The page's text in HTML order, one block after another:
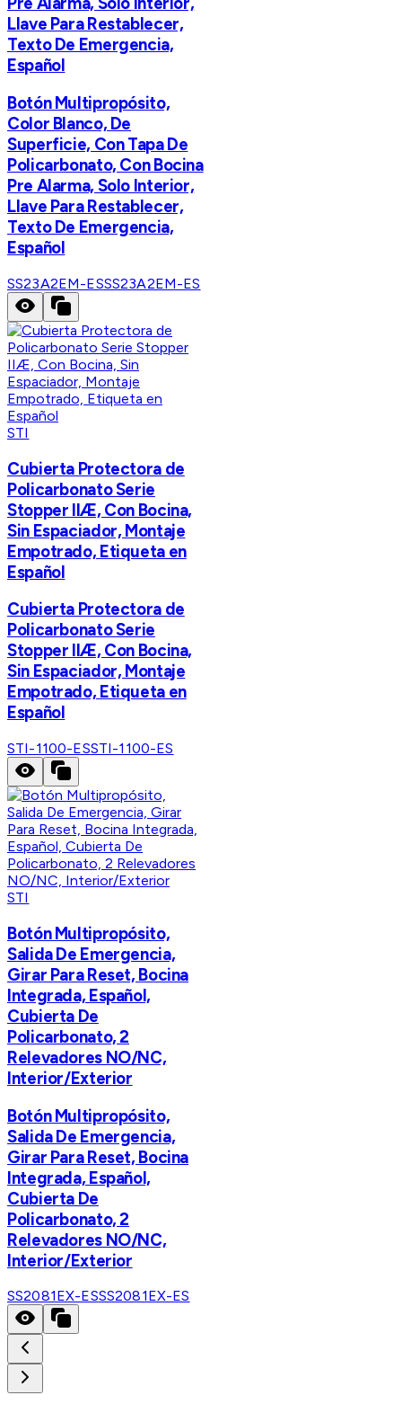
Llave Para Restablecer,
Texto De Emergencia,
Español
​Botón Multipropósito,
Color Blanco, De
Superficie, Con Tapa De
Policarbonato, Con Bocina
Pre Alarma, Solo Interior,
Llave Para Restablecer,
Texto De Emergencia,
Español
SS23A2EM-ESSS23A2EM-ES
STI
Cubierta Protectora de
Policarbonato Serie
Stopper IIÆ, Con Bocina,
Sin Espaciador, Montaje
Empotrado, Etiqueta en
Español
Cubierta Protectora de
Policarbonato Serie
Stopper IIÆ, Con Bocina,
Sin Espaciador, Montaje
Empotrado, Etiqueta en
Español
STI-1100-ESSTI-1100-ES
STI
Botón Multipropósito,
Salida De Emergencia,
Girar Para Reset, Bocina
Integrada, Español,
Cubierta De
Policarbonato, 2
Relevadores NO/NC,
Interior/Exterior
Botón Multipropósito,
Salida De Emergencia,
Girar Para Reset, Bocina
Integrada, Español,
Cubierta De
Policarbonato, 2
Relevadores NO/NC,
Interior/Exterior
SS2081EX-ESSS2081EX-ES